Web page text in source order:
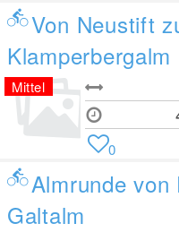
Von Neustift
Klamperbergalm
Mittel
0
Almrunde von
Galtalm